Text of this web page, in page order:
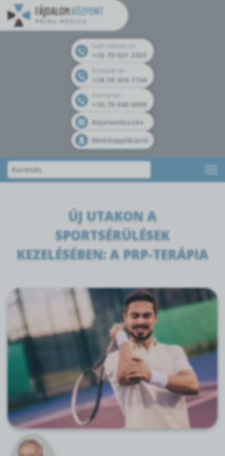
+36 70 621 2433
+36 30 434 1744
+36 70 940 0099
Bejelentkezés
Mobilapplikáció
ÚJ UTAKON A
SPORTSÉRÜLÉSEK
KEZELÉSÉBEN: A PRP-TERÁPIA